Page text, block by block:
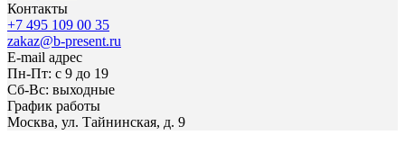
Контакты
+7 495 109 00 35
zakaz@b-present.ru
E-mail адрес
Пн-Пт: с 9 до 19
Сб-Вс: выходные
График работы
Москва, ул. Тайнинская, д. 9